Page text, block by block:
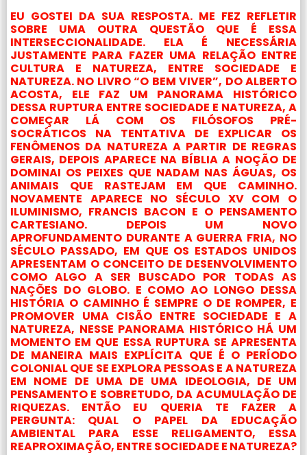
EU GOSTEI DA SUA RESPOSTA. ME FEZ REFLETIR
SOBRE UMA OUTRA QUESTÃO QUE É ESSA
INTERSECCIONALIDADE. ELA É NECESSÁRIA
JUSTAMENTE PARA FAZER UMA RELAÇÃO ENTRE
CULTURA E NATUREZA, ENTRE SOCIEDADE E
NATUREZA. NO LIVRO “O BEM VIVER”, DO ALBERTO
ACOSTA, ELE FAZ UM PANORAMA HISTÓRICO
DESSA RUPTURA ENTRE SOCIEDADE E NATUREZA, A
COMEÇAR LÁ COM OS FILÓSOFOS PRÉ-
SOCRÁTICOS NA TENTATIVA DE EXPLICAR OS
FENÔMENOS DA NATUREZA A PARTIR DE REGRAS
GERAIS, DEPOIS APARECE NA BÍBLIA A NOÇÃO DE
DOMINAI OS PEIXES QUE NADAM NAS ÁGUAS, OS
ANIMAIS QUE RASTEJAM EM QUE CAMINHO.
NOVAMENTE APARECE NO SÉCULO XV COM O
ILUMINISMO, FRANCIS BACON E O PENSAMENTO
CARTESIANO. DEPOIS UM NOVO
APROFUNDAMENTO DURANTE A GUERRA FRIA, NO
SÉCULO PASSADO, EM QUE OS ESTADOS UNIDOS
APRESENTAM O CONCEITO DE DESENVOLVIMENTO
COMO ALGO A SER BUSCADO POR TODAS AS
NAÇÕES DO GLOBO. E COMO AO LONGO DESSA
HISTÓRIA O CAMINHO É SEMPRE O DE ROMPER, E
PROMOVER UMA CISÃO ENTRE SOCIEDADE E A
NATUREZA, NESSE PANORAMA HISTÓRICO HÁ UM
MOMENTO EM QUE ESSA RUPTURA SE APRESENTA
DE MANEIRA MAIS EXPLÍCITA QUE É O PERÍODO
COLONIAL QUE SE EXPLORA PESSOAS E A NATUREZA
EM NOME DE UMA DE UMA IDEOLOGIA, DE UM
PENSAMENTO E SOBRETUDO, DA ACUMULAÇÃO DE
RIQUEZAS. ENTÃO EU QUERIA TE FAZER A
PERGUNTA: QUAL O PAPEL DA EDUCAÇÃO
AMBIENTAL PARA ESSE RELIGAMENTO, ESSA
REAPROXIMAÇÃO, ENTRE SOCIEDADE E NATUREZA?